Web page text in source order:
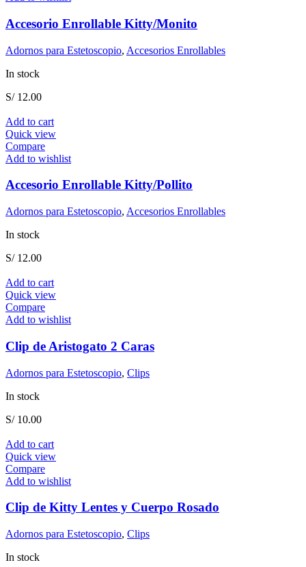
Accesorio Enrollable Kitty/Monito
Adornos para Estetoscopio, Accesorios Enrollables
In stock
S/12.00
Add to cart
Quick view
Compare
Add to wishlist
Accesorio Enrollable Kitty/Pollito
Adornos para Estetoscopio, Accesorios Enrollables
In stock
S/12.00
Add to cart
Quick view
Compare
Add to wishlist
Clip de Aristogato 2 Caras
Adornos para Estetoscopio, Clips
In stock
S/10.00
Add to cart
Quick view
Compare
Add to wishlist
Clip de Kitty Lentes y Cuerpo Rosado
Adornos para Estetoscopio, Clips
In stock